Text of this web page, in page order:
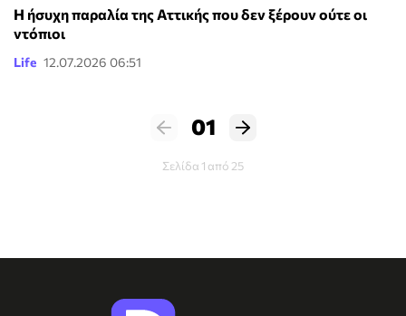
Η ήσυχη παραλία της Αττικής που δεν ξέρουν ούτε οι
ντόπιοι
Life 12.07.2026 06:51
01
Σελίδα 1 από 25